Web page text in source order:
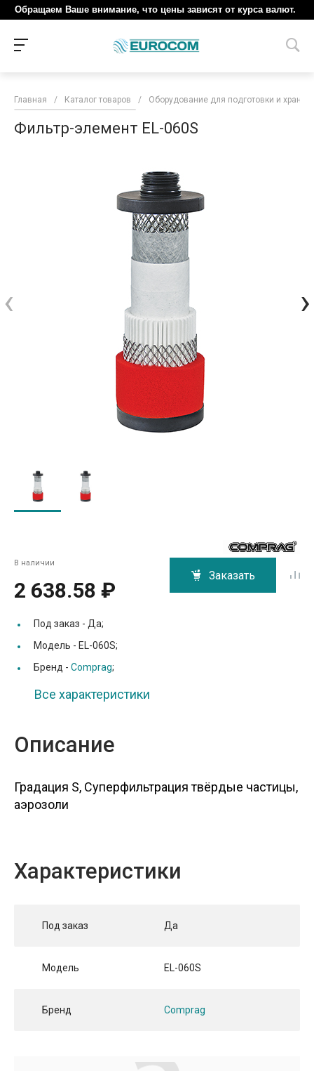
Обращаем Ваше внимание, что цены зависят от курса валют.
Главная / Каталог товаров / Оборудование для подготовки и
Фильтр-элемент EL-060S
‹ ›
В наличии
2 638.58 ₽
Заказать
Под заказ - Да;
Модель - EL-060S;
Бренд - Comprag;
Все характеристики
Описание
Градация S, Суперфильтрация твёрдые частицы,
аэрозоли
Характеристики
Под заказ Да
Модель EL-060S
Бренд Comprag